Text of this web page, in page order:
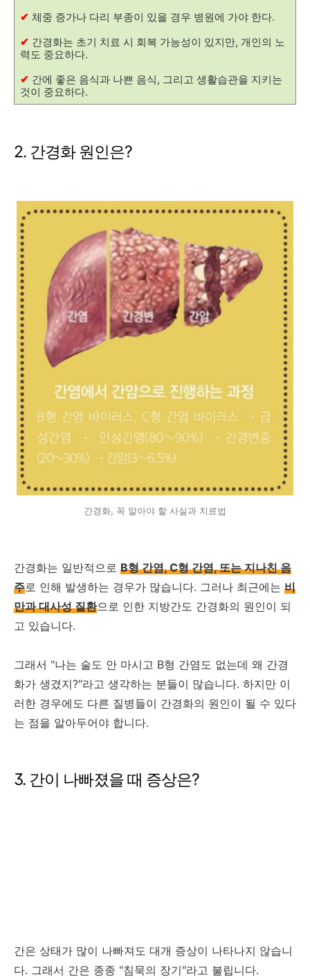
✔ 체중 증가나 다리 부종이 있을 경우 병원에 가야 한다.
✔ 간경화는 초기 치료 시 회복 가능성이 있지만, 개인의 노
력도 중요하다.
✔ 간에 좋은 음식과 나쁜 음식, 그리고 생활습관을 지키는
것이 중요하다.
2. 간경화 원인은?
간경화, 꼭 알아야 할 사실과 치료법
간경화는 일반적으로 B형 간염, C형 간염, 또는 지나친 음
주로 인해 발생하는 경우가 많습니다. 그러나 최근에는 비
만과 대사성 질환으로 인한 지방간도 간경화의 원인이 되
고 있습니다.
그래서 "나는 술도 안 마시고 B형 간염도 없는데 왜 간경
화가 생겼지?"라고 생각하는 분들이 많습니다. 하지만 이
러한 경우에도 다른 질병들이 간경화의 원인이 될 수 있다
는 점을 알아두어야 합니다.
3. 간이 나빠졌을 때 증상은?
간은 상태가 많이 나빠져도 대개 증상이 나타나지 않습니
다. 그래서 간은 종종 "침묵의 장기"라고 불립니다.